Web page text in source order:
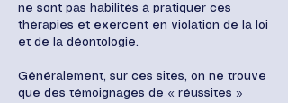
ne sont pas habilités à pratiquer ces
thérapies et exercent en violation de la loi
et de la déontologie.
Généralement, sur ces sites, on ne trouve
que des témoignages de « réussites »